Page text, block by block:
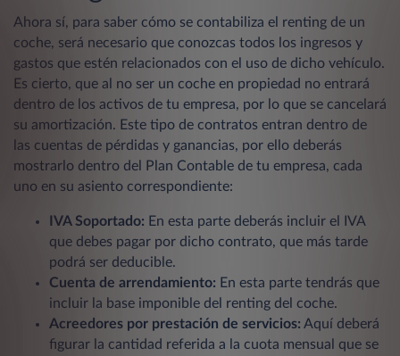
Ahora sí, para saber cómo se contabiliza el renting de un
coche, será necesario que conozcas todos los ingresos y
gastos que estén relacionados con el uso de dicho vehículo.
Es cierto, que al no ser un coche en propiedad no entrará
dentro de los activos de tu empresa, por lo que se cancelará
su amortización. Este tipo de contratos entran dentro de
las cuentas de pérdidas y ganancias, por ello deberás
mostrarlo dentro del Plan Contable de tu empresa, cada
uno en su asiento correspondiente:
IVA Soportado: En esta parte deberás incluir el IVA
que debes pagar por dicho contrato, que más tarde
podrá ser deducible.
Cuenta de arrendamiento: En esta parte tendrás que
incluir la base imponible del renting del coche.
Acreedores por prestación de servicios: Aquí deberá
figurar la cantidad referida a la cuota mensual que se